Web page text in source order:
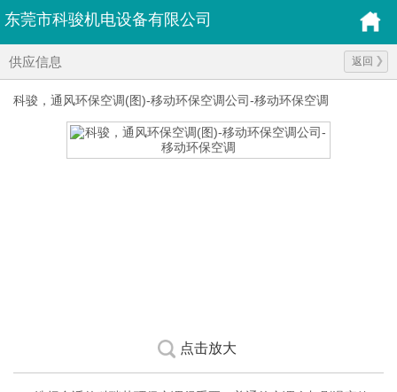
东莞市科骏机电设备有限公司
供应信息 返回
科骏，通风环保空调(图)-移动环保空调公司-移动环保空调
点击放大